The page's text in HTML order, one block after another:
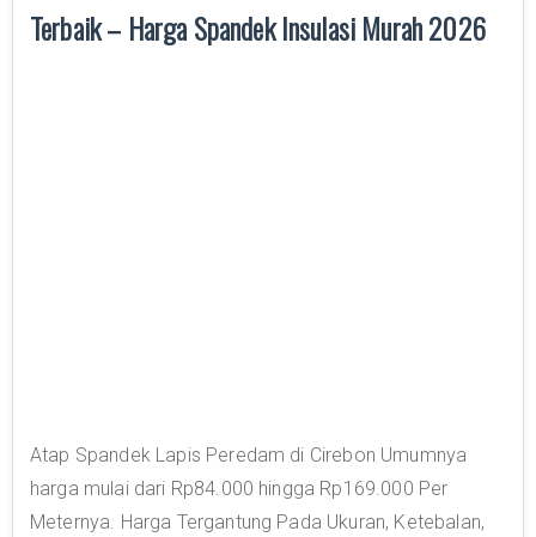
Terbaik – Harga Spandek Insulasi Murah 2026
Atap Spandek Lapis Peredam di Cirebon Umumnya
harga mulai dari Rp84.000 hingga Rp169.000 Per
Meternya. Harga Tergantung Pada Ukuran, Ketebalan,